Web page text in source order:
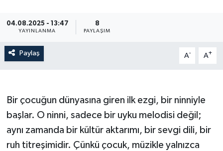
04.08.2025 - 13:47
YAYINLANMA
8
PAYLAŞIM
Paylaş A- A+
Bir çocuğun dünyasına giren ilk ezgi, bir ninniyle
başlar. O ninni, sadece bir uyku melodisi değil;
aynı zamanda bir kültür aktarımı, bir sevgi dili, bir
ruh titreşimidir. Çünkü çocuk, müzikle yalnızca